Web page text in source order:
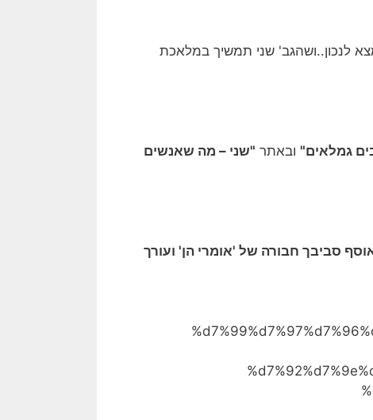
לנכון..ושהגב' שני תמשיך במלאכת
גמלאים" ובאתר "שני – מה שאנשים
סביבך חבורה של 'אומרי הן' ועורך